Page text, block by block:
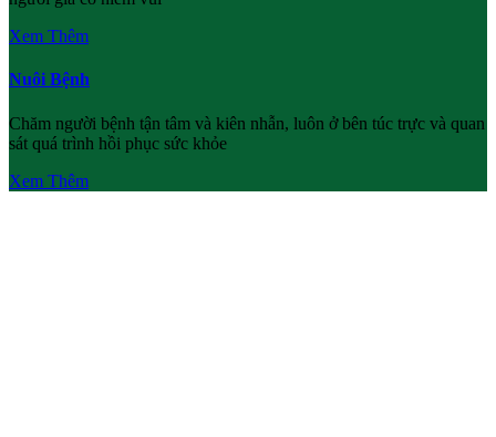
Xem Thêm
Nuôi Bệnh
Chăm người bệnh tận tâm và kiên nhẫn, luôn ở bên túc trực và quan
sát quá trình hồi phục sức khỏe
Xem Thêm